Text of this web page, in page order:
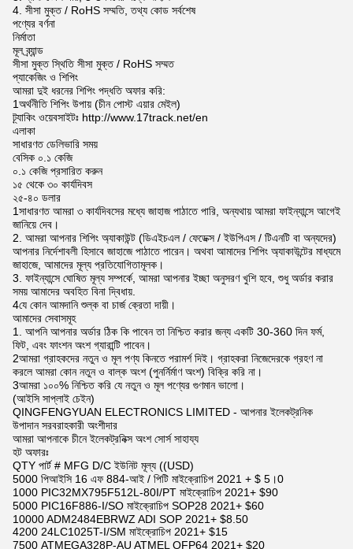
4. সীসা মুক্ত / RoHS সম্মতি, তথ্য কোড সর্বশেষ
পণ্যের বর্ণনা
নির্মাতা
মূল ব্র্যান্ড
সীসা মুক্ত স্থিতি সীসা মুক্ত / RoHS সম্মত
প্যাকেজিং ও শিপিং
আমরা দুই ধরনের শিপিং পদ্ধতি অফার করি:
1অর্থনীতি শিপিং উপায় (চীন পোস্ট এয়ার মেইল)
ট্র্যাকিং ওয়েবসাইটঃ http://www.17track.net/en
এলাকা
সাধারণত ডেলিভারি সময়
বেসিক ০.১ কেজি
০.১ কেজি প্রসারিত করুন
১৫ থেকে ৩০ কার্যদিবস
২৫-৪০ ডলার
1সাধারণত আমরা ৩ কার্যদিবসের মধ্যে জাহাজ পাঠাতে পারি, অন্যথায় আমরা ফাইন্যান্সে আগেই
জানিয়ে দেব।
2. আমরা আপনার শিপিং অ্যাকাউন্ট (ডিএইচএল / ফেডেক্স / ইউপিএস / টিএনটি বা অন্যদের)
আপনার নির্দেশাবলী হিসাবে জাহাজে পাঠাতে পারেন। অথবা আমাদের শিপিং অ্যাকাউন্টের মাধ্যমে
জাহাজে, আমাদের মূল্য প্রতিযোগিতামূলক।
3. ফাইন্যান্সে ঘোষিত মূল্য সম্পর্কে, আমরা আপনার ইচ্ছা অনুসরণ খুশি হবে, শুধু অর্ডার করার
সময় আমাদের অবহিত বিনা দ্বিধায়.
4যে কোন আমদানি শুল্ক বা চার্জ ক্রেতা দায়ী।
আমাদের সেবাসমূহ
1. আপনি আপনার অর্ডার ঠিক কি পাবেন তা নিশ্চিত করার জন্য একটি 30-360 দিন ফর্ম,
ফিট, এবং ফাংশন অংশ গ্যারান্টি পাবেন।
2আমরা গ্রাহকদের নতুন ও মূল পণ্য কিনতে পরামর্শ দিই। গ্রাহকরা নিজেদেরকে গ্রহণ না
করলে আমরা কোন নতুন ও বাল্ক অংশ (পুনর্নির্মাণ অংশ) বিক্রি করি না।
3আমরা ১০০% নিশ্চিত করি যে নতুন ও মূল পণ্যের গুণমান ভালো।
(আইসি সাপ্লাই চেইন)
QINGFENGYUAN ELECTRONICS LIMITED - আপনার ইলেকট্রনিক
উপাদান সরবরাহকারী অংশীদার
আমরা আপনাকে চীনে ইলেকট্রনিক্স অংশ সোর্স সাহায্য
হট অফারঃ
QTY পার্ট # MFG D/C ইউনিট মূল্য ((USD)
5000 পিআইসি 16 এফ 884-আই / পিটি মাইক্রোচিপ 2021 + $ 5।0
1000 PIC32MX795F512L-80I/PT মাইক্রোচিপ 2021+ $90
5000 PIC16F886-I/SO মাইক্রোচিপ SOP28 2021+ $60
10000 ADM2484EBRWZ ADI SOP 2021+ $8.50
4200 24LC1025T-I/SM মাইক্রোচিপ 2021+ $15
7500 ATMEGA328P-AU ATMEL QFP64 2021+ $20